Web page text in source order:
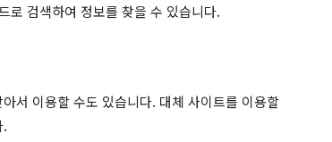
로 검색하여 정보를 찾을 수 있습니다.
서 이용할 수도 있습니다. 대체 사이트를 이용할
.